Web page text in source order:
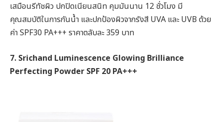
เสมือนรีทัชผิว ปกปิดเนียนสนิท คุมมันนาน 12 ชั่วโมง มี
คุณสมบัติในการกันน้ำ และปกป้องผิวจากรังสี UVA และ UVB ด้วย
ค่า SPF30 PA+++ ราคาตลับละ 359 บาท
7. Srichand Luminescence Glowing Brilliance
Perfecting Powder SPF 20 PA+++